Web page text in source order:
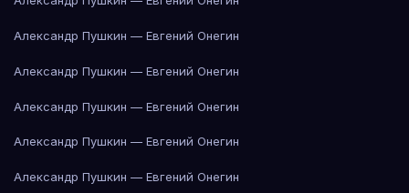
Александр Пушкин — Евгений Онегин
Александр Пушкин — Евгений Онегин
Александр Пушкин — Евгений Онегин
Александр Пушкин — Евгений Онегин
Александр Пушкин — Евгений Онегин